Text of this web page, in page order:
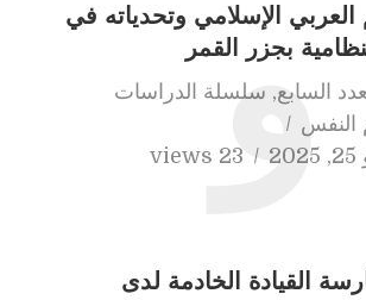
العربي الإسلامي وتحدياته في
بجزر القمر
السابع, سلسلة الدراسات
النفس
23 views
و
القيادة الخادمة لدى